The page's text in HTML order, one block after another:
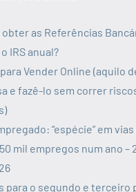
obter as Referências
IRS anual?
Vender Online (aquilo
e fazê-lo sem correr
“espécie” em
mil empregos num ano –
para o segundo e terceiro